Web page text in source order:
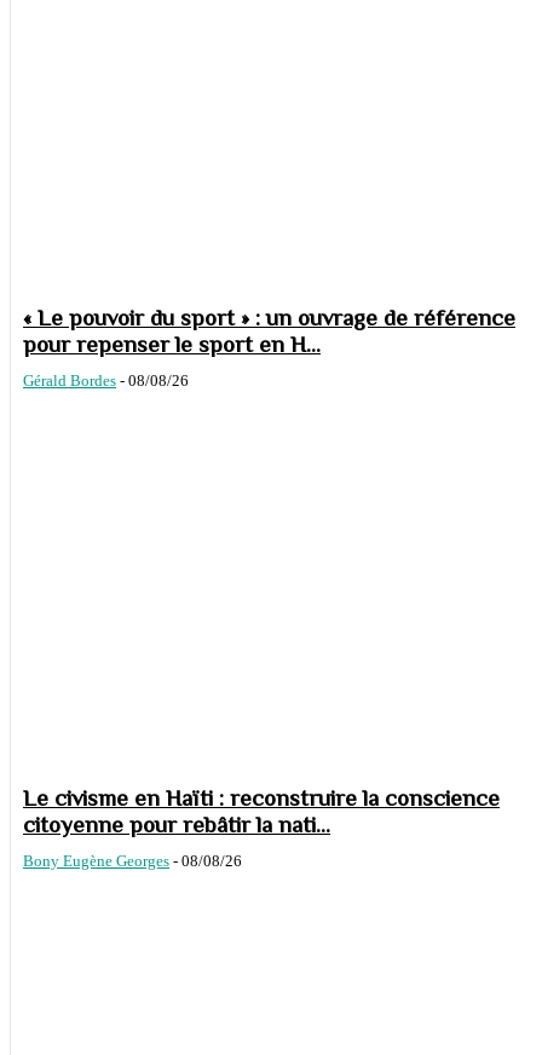
« Le pouvoir du sport » : un ouvrage de référence
pour repenser le sport en H...
Gérald Bordes - 08/08/26
Le civisme en Haïti : reconstruire la conscience
citoyenne pour rebâtir la nati...
Bony Eugène Georges - 08/08/26